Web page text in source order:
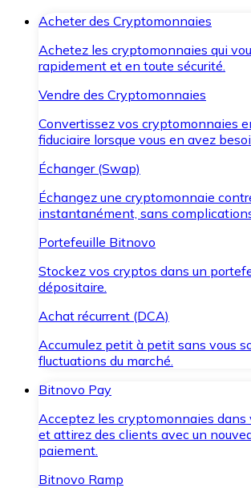
Acheter des Cryptomonnaies
Achetez les cryptomonnaies qui
rapidement et en toute sécurité.
Vendre des Cryptomonnaies
Convertissez vos cryptomonnaies
fiduciaire lorsque vous en avez
Échanger (Swap)
Échangez une cryptomonnaie
instantanément, sans
Portefeuille Bitnovo
Stockez vos cryptos dans un
dépositaire.
Achat récurrent (DCA)
Accumulez petit à petit sans vous
fluctuations du marché.
Bitnovo Pay
Acceptez les cryptomonnaies dans
et attirez des clients avec un
paiement.
Bitnovo Ramp